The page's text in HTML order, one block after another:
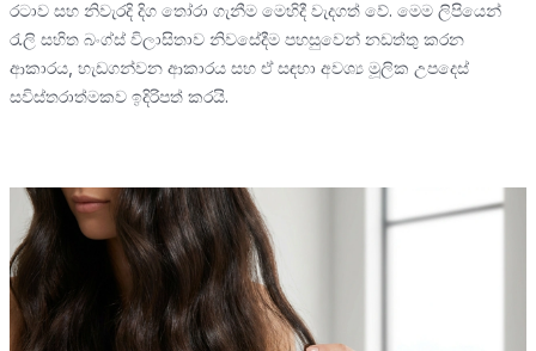
රටාව සහ නිවැරදි දිග තෝරා ගැනීම මෙහිදී වැදගත් වේ. මෙම ලිපියෙන්
රැලි සහිත බංග්ස් විලාසිතාව නිවසේදීම පහසුවෙන් නඩත්තු කරන
ආකාරය, හැඩගන්වන ආකාරය සහ ඒ සඳහා අවශ්‍ය මූලික උපදෙස්
සවිස්තරාත්මකව ඉදිරිපත් කරයි.